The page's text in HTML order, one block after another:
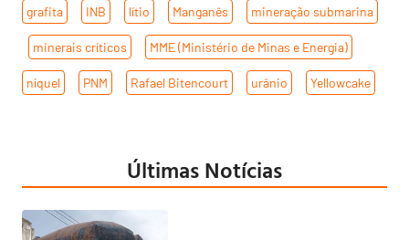
grafita INB lítio Manganês mineração submarina
minerais críticos MME (Ministério de Minas e Energia)
níquel PNM Rafael Bitencourt urânio Yellowcake
Últimas Notícias